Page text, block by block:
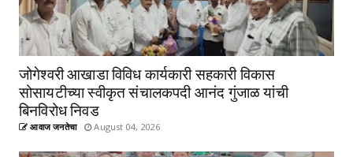
जोगेश्वरी आखाडा विविध कार्यकारी सहकारी विकास
सोसायटीच्या स्वीकृत संचालकपदी आनंद गुंजाळ यांची
बिनविरोध निवड
आवाज जनतेचा August 04, 2026